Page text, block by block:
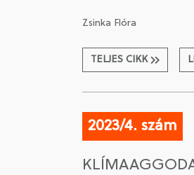
Zsinka Flóra
TELJES CIKK
2023/4. szám